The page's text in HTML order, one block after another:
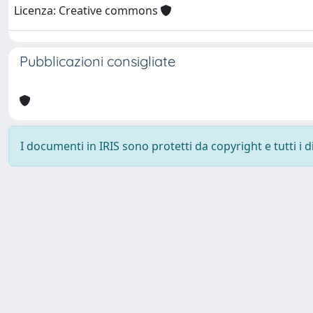
Licenza: Creative commons
Pubblicazioni consigliate
I documenti in IRIS sono protetti da copyright e tutti i